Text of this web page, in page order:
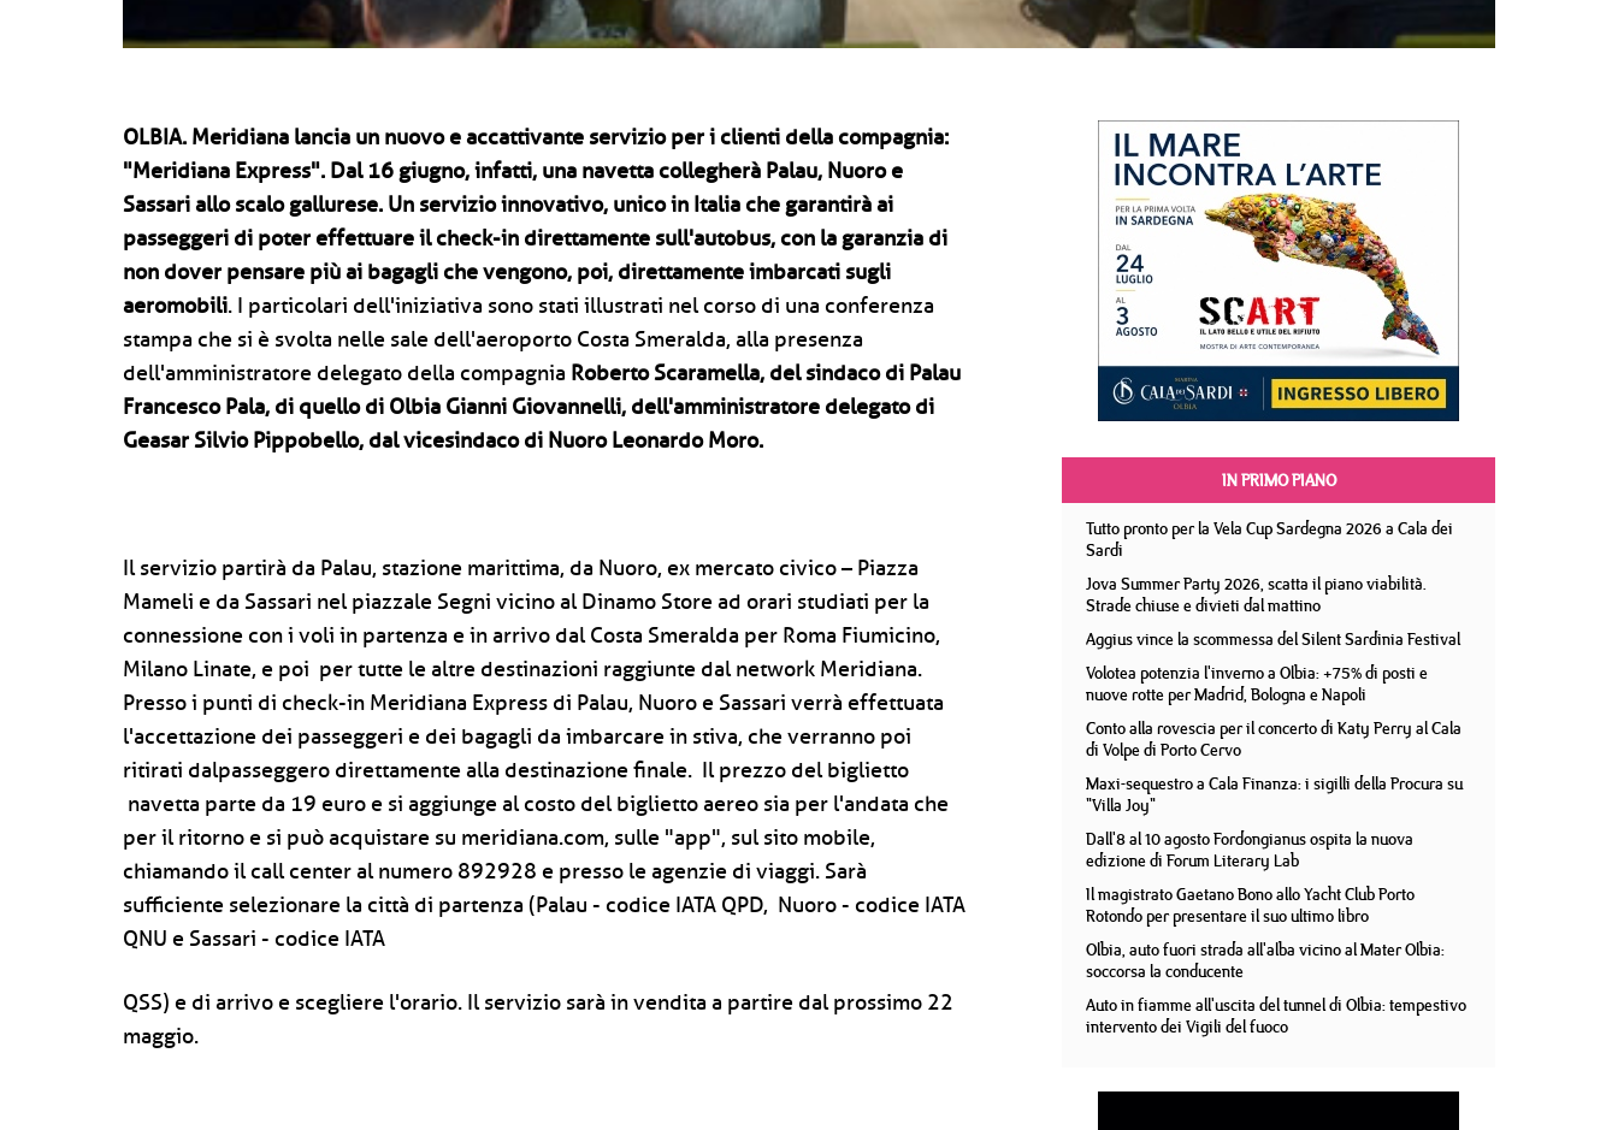
OLBIA. Meridiana lancia un nuovo e accattivante servizio per i clienti della compagnia:
"Meridiana Express". Dal 16 giugno, infatti, una navetta collegherà Palau, Nuoro e
Sassari allo scalo gallurese. Un servizio innovativo, unico in Italia che garantirà ai
passeggeri di poter effettuare il check-in direttamente sull'autobus, con la garanzia di
non dover pensare più ai bagagli che vengono, poi, direttamente imbarcati sugli
aeromobili. I particolari dell'iniziativa sono stati illustrati nel corso di una conferenza
stampa che si è svolta nelle sale dell'aeroporto Costa Smeralda, alla presenza
dell'amministratore delegato della compagnia Roberto Scaramella, del sindaco di Palau
Francesco Pala, di quello di Olbia Gianni Giovannelli, dell'amministratore delegato di
Geasar Silvio Pippobello, dal vicesindaco di Nuoro Leonardo Moro.
Il servizio partirà da Palau, stazione marittima, da Nuoro, ex mercato civico – Piazza
Mameli e da Sassari nel piazzale Segni vicino al Dinamo Store ad orari studiati per la
connessione con i voli in partenza e in arrivo dal Costa Smeralda per Roma Fiumicino,
Milano Linate, e poi per tutte le altre destinazioni raggiunte dal network Meridiana.
Presso i punti di check-in Meridiana Express di Palau, Nuoro e Sassari verrà effettuata
l'accettazione dei passeggeri e dei bagagli da imbarcare in stiva, che verranno poi
ritirati dalpasseggero direttamente alla destinazione finale. Il prezzo del biglietto
navetta parte da 19 euro e si aggiunge al costo del biglietto aereo sia per l'andata che
per il ritorno e si può acquistare su meridiana.com, sulle "app", sul sito mobile,
chiamando il call center al numero 892928 e presso le agenzie di viaggi. Sarà
sufficiente selezionare la città di partenza (Palau - codice IATA QPD, Nuoro - codice IATA
QNU e Sassari - codice IATA
QSS) e di arrivo e scegliere l'orario. Il servizio sarà in vendita a partire dal prossimo 22
maggio.
IN PRIMO PIANO
Tutto pronto per la Vela Cup Sardegna 2026 a Cala dei
Sardi
Jova Summer Party 2026, scatta il piano viabilità.
Strade chiuse e divieti dal mattino
Aggius vince la scommessa del Silent Sardinia Festival
Volotea potenzia l'inverno a Olbia: +75% di posti e
nuove rotte per Madrid, Bologna e Napoli
Conto alla rovescia per il concerto di Katy Perry al Cala
di Volpe di Porto Cervo
Maxi-sequestro a Cala Finanza: i sigilli della Procura su
"Villa Joy"
Dall'8 al 10 agosto Fordongianus ospita la nuova
edizione di Forum Literary Lab
Il magistrato Gaetano Bono allo Yacht Club Porto
Rotondo per presentare il suo ultimo libro
Olbia, auto fuori strada all'alba vicino al Mater Olbia:
soccorsa la conducente
Auto in fiamme all'uscita del tunnel di Olbia: tempestivo
intervento dei Vigili del fuoco